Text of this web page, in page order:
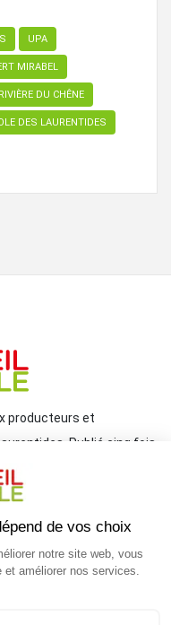
UPA
MIRABEL
DU CHÊNE
DES LAURENTIDES
producteurs et
Publié cinq fois
l'actualité et des grands